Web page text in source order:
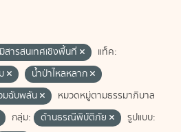
สารสนเทศเชิงพื้นที่
แท็ค:
น้ำป่าไหลหลาก
มฉับพลัน
หมวดหมู่ตามธรรมาภิบาล
กลุ่ม: ด้านธรณีพิบัติภัย
รูปแบบ: